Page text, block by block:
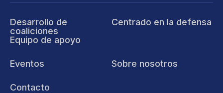
Desarrollo de
coaliciones
Equipo de apoyo
Centrado en la defensa
Eventos Sobre nosotros
Contacto